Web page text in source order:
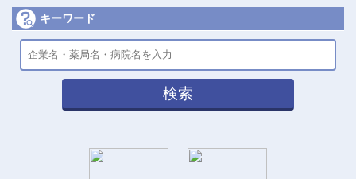
キーワード
検索